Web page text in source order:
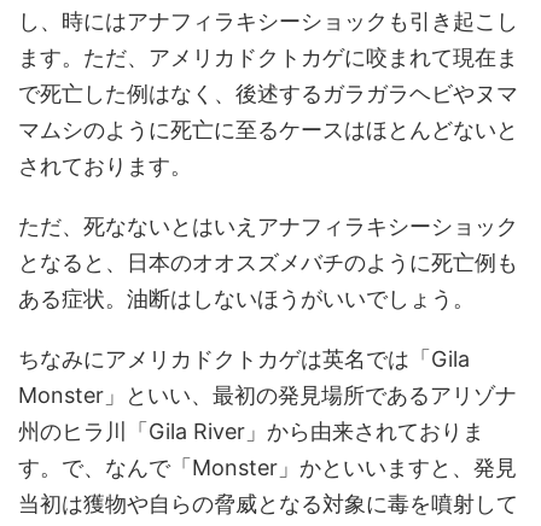
し、時にはアナフィラキシーショックも引き起こし
ます。ただ、アメリカドクトカゲに咬まれて現在ま
で死亡した例はなく、後述するガラガラヘビやヌマ
マムシのように死亡に至るケースはほとんどないと
されております。
ただ、死なないとはいえアナフィラキシーショック
となると、日本のオオスズメバチのように死亡例も
ある症状。油断はしないほうがいいでしょう。
ちなみにアメリカドクトカゲは英名では「Gila
Monster」といい、最初の発見場所であるアリゾナ
州のヒラ川「Gila River」から由来されておりま
す。で、なんで「Monster」かといいますと、発見
当初は獲物や自らの脅威となる対象に毒を噴射して